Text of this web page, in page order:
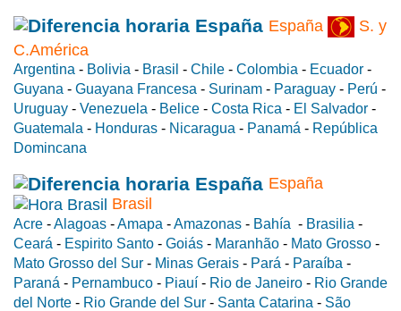
España
S. y
C.América
Argentina - Bolivia - Brasil - Chile - Colombia - Ecuador -
Guyana - Guayana Francesa - Surinam - Paraguay - Perú -
Uruguay - Venezuela - Belice - Costa Rica - El Salvador -
Guatemala - Honduras - Nicaragua - Panamá - República
Domincana
España
Brasil
Acre -Alagoas -Amapa -Amazonas - Bahía - Brasilia -
Ceará - Espirito Santo - Goiás - Maranhão - Mato Grosso -
Mato Grosso del Sur - Minas Gerais - Pará - Paraíba -
Paraná - Pernambuco - Piauí - Rio de Janeiro - Rio Grande
del Norte - Rio Grande del Sur - Santa Catarina - São